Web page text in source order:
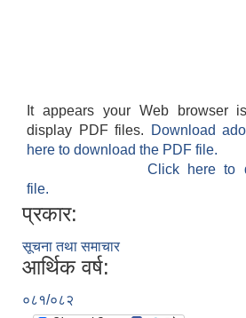
It appears your Web browser
display PDF files.
Download
here to download the PDF file.
Click here to
file.
प्रकार:
सूचना तथा समाचार
आर्थिक वर्ष:
०८१/०८२